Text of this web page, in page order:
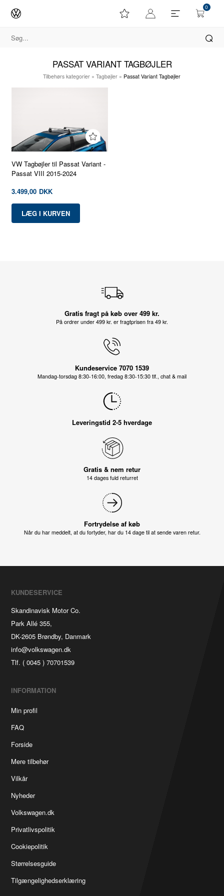
0
PASSAT VARIANT TAGBØJLER
Tilbehørs kategorier »Tagbøjler » Passat Variant Tagbøjler
VW Tagbøjler til Passat Variant -
Passat VIII 2015-2024
3.499,00 DKK
Gratis fragt på køb over 499 kr.
På ordrer under 499 kr. er fragtprisen fra 49 kr.
Kundeservice 7070 1539
Mandag-torsdag 8:30-16:00, fredag 8:30-15:30 tlf., chat & mail
Leveringstid 2-5 hverdage
Gratis & nem retur
14 dages fuld returret
Fortrydelse af køb
Når du har meddelt, at du fortyder, har du 14 dage til at sende varen retur.
KUNDESERVICE
Skandinavisk Motor Co.
Park Allé 355,
DK-2605 Brøndby, Danmark
info@volkswagen.dk
Tlf. ( 0045 ) 70701539
INFORMATION
Min profil
FAQ
Forside
Mere tilbehør
Vilkår
Nyheder
Volkswagen.dk
Privatlivspolitik
Cookiepolitik
Størrelsesguide
Tilgængelighedserklæring